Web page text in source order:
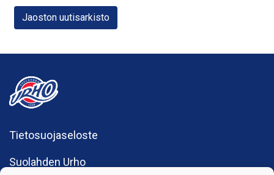
Jaoston uutisarkisto
Tietosuojaseloste
Suolahden Urho